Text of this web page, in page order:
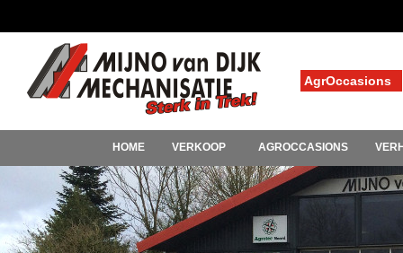
AgrOccasions
HOME VERKOOP AGROCCASIONS